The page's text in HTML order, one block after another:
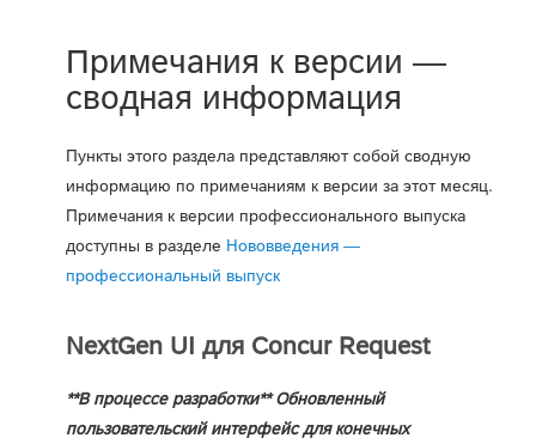
Примечания к версии —
сводная информация
Пункты этого раздела представляют собой сводную
информацию по примечаниям к версии за этот месяц.
Примечания к версии профессионального выпуска
доступны в разделе Нововведения —
профессиональный выпуск
NextGen UI для Concur Request
**В процессе разработки** Обновленный
пользовательский интерфейс для конечных